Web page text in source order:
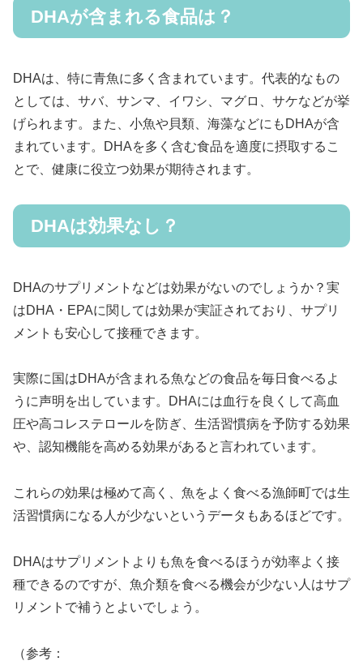
DHAが含まれる食品は？
DHAは、特に青魚に多く含まれています。代表的なもの
としては、サバ、サンマ、イワシ、マグロ、サケなどが挙
げられます。また、小魚や貝類、海藻などにもDHAが含
まれています。DHAを多く含む食品を適度に摂取するこ
とで、健康に役立つ効果が期待されます。
DHAは効果なし？
DHAのサプリメントなどは効果がないのでしょうか？実
はDHA・EPAに関しては効果が実証されており、サプリ
メントも安心して接種できます。
実際に国はDHAが含まれる魚などの食品を毎日食べるよ
うに声明を出しています。DHAには血行を良くして高血
圧や高コレステロールを防ぎ、生活習慣病を予防する効果
や、認知機能を高める効果があると言われています。
これらの効果は極めて高く、魚をよく食べる漁師町では生
活習慣病になる人が少ないというデータもあるほどです。
DHAはサプリメントよりも魚を食べるほうが効率よく接
種できるのですが、魚介類を食べる機会が少ない人はサプ
リメントで補うとよいでしょう。
（参考：